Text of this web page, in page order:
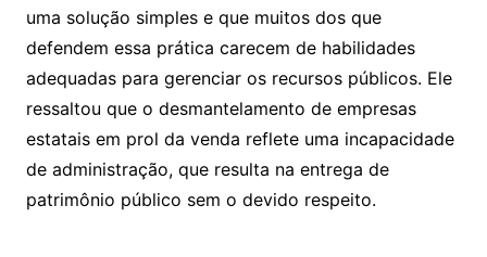
uma solução simples e que muitos dos que
defendem essa prática carecem de habilidades
adequadas para gerenciar os recursos públicos. Ele
ressaltou que o desmantelamento de empresas
estatais em prol da venda reflete uma incapacidade
de administração, que resulta na entrega de
patrimônio público sem o devido respeito.